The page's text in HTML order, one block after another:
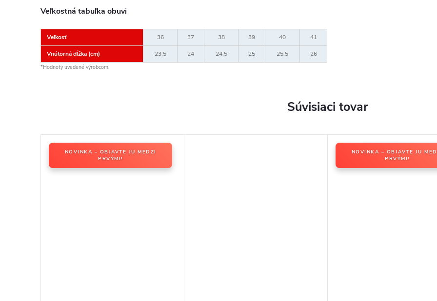
Veľkostná tabuľka obuvi
Veľkosť 36 37 38 39 40 41
Vnútorná dĺžka (cm) 23,5 24 24,5 25 25,5 26
*Hodnoty uvedené výrobcom.
Súvisiaci tovar
NOVINKA – OBJAVTE JU MEDZI
PRVÝMI!
NOVINKA – OBJAVTE JU
PRVÝMI!